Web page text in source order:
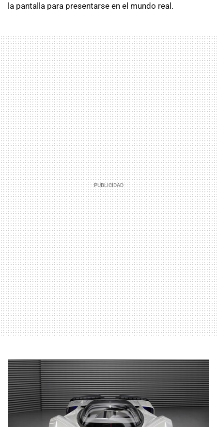
la pantalla para presentarse en el mundo real.